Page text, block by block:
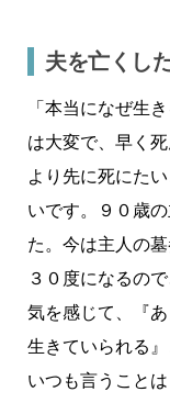
夫を亡くし
「本当になぜ生
は大変で、早く
より先に死にた
いです。９０歳
た。今は主人の
３０度になるの
気を感じて、『
生きていられる
いつも言うこと